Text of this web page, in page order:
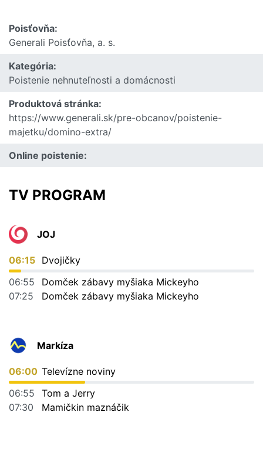
Poisťovňa:
Generali Poisťovňa, a. s.
Kategória:
Poistenie nehnuteľnosti a domácnosti
Produktová stránka:
https://www.generali.sk/pre-obcanov/poistenie-
majetku/domino-extra/
Online poistenie:
TV PROGRAM
JOJ
06:15 Dvojičky
06:55
Domček zábavy myšiaka Mickeyho
07:25
Domček zábavy myšiaka Mickeyho
Markíza
06:00 Televízne noviny
06:55
Tom a Jerry
07:30
Mamičkin maznáčik